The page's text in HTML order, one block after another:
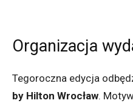
Organizacja
Tegoroczna edycja
by Hilton Wrocław.